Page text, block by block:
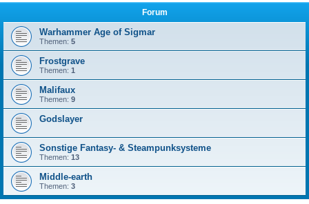
Forum
Warhammer Age of Sigmar
Themen: 5
Frostgrave
Themen: 1
Malifaux
Themen: 9
Godslayer
Sonstige Fantasy- & Steampunksysteme
Themen: 13
Middle-earth
Themen: 3